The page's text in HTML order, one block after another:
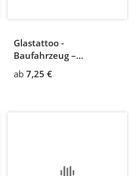
Glastattoo -
Baufahrzeug –
Fahrmischer
ab 7,25 €